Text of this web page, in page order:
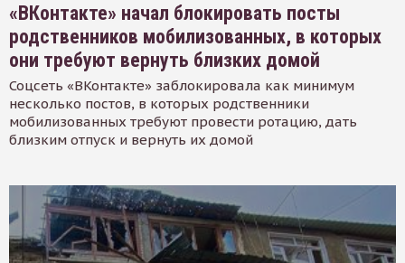
«ВКонтакте» начал блокировать посты
родственников мобилизованных, в которых
они требуют вернуть близких домой
Соцсеть «ВКонтакте» заблокировала как минимум
несколько постов, в которых родственники
мобилизованных требуют провести ротацию, дать
близким отпуск и вернуть их домой